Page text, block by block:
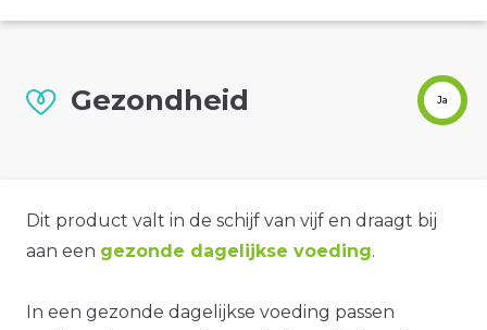
Gezondheid Ja
Dit product valt in de schijf van vijf en draagt bij
aan een gezonde dagelijkse voeding.
In een gezonde dagelijkse voeding passen